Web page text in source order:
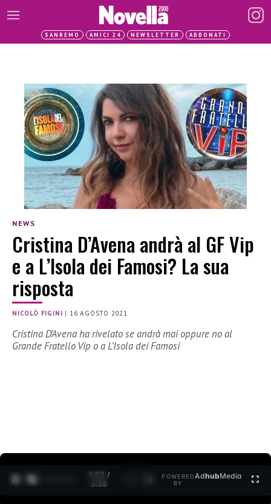
SANREMO AMICI 24 NEWSLETTER ABBONATI
NEWS
Cristina D’Avena andrà al GF Vip
e a L’Isola dei Famosi? La sua
risposta
NICOLÒ FIGINI | 16 AGOSTO 2021
Cristina D’Avena ha rivelato se andrà mai oppure no al
Grande Fratello Vip o a L’Isola dei Famosi
0:04 /
3:35
POWERED
BY
AdhubMedia